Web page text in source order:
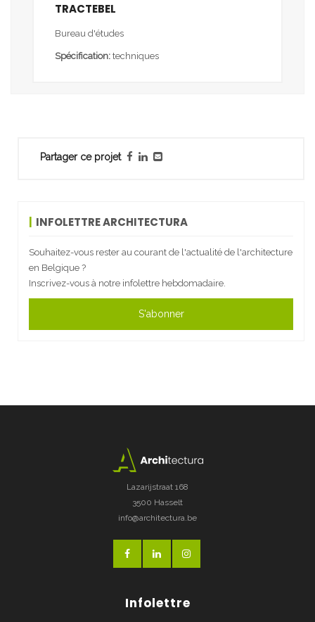
Partager ce projet
INFOLETTRE ARCHITECTURA
Souhaitez-vous rester au courant de l'actualité de l'architecture
en Belgique ?
Inscrivez-vous à notre infolettre hebdomadaire.
S'abonner
TRACTEBEL
Bureau d'études
Spécification: techniques
Lazarijstraat 168
3500 Hasselt
info@architectura.be
Infolettre